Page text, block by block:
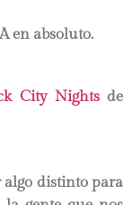
en absoluto.
City Nightsde
algo distinto para